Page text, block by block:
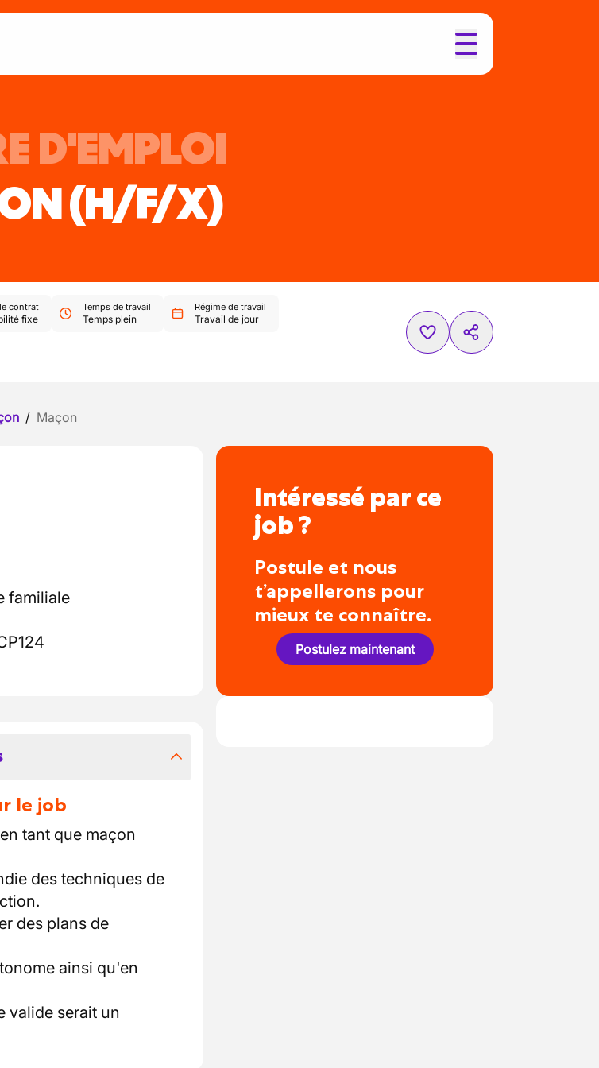
D'EMPLOI
(H/F/X)
contrat
fixe
Temps de travail
Temps plein
Régime de travail
Travail de jour
/ Maçon
familiale
le job
tant que maçon
des techniques de
des plans de
ainsi qu'en
valide serait un
Intéressé par ce
job ?
Postule et nous
t’appellerons pour
mieux te connaître.
Postulez maintenant